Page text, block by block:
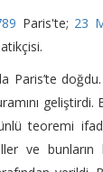
Paris'te; 23
Paris’te doğdu.
geliştirdi.
teoremi
ve bunların